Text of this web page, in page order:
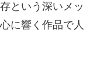
という深いメッ
に響く作品で人